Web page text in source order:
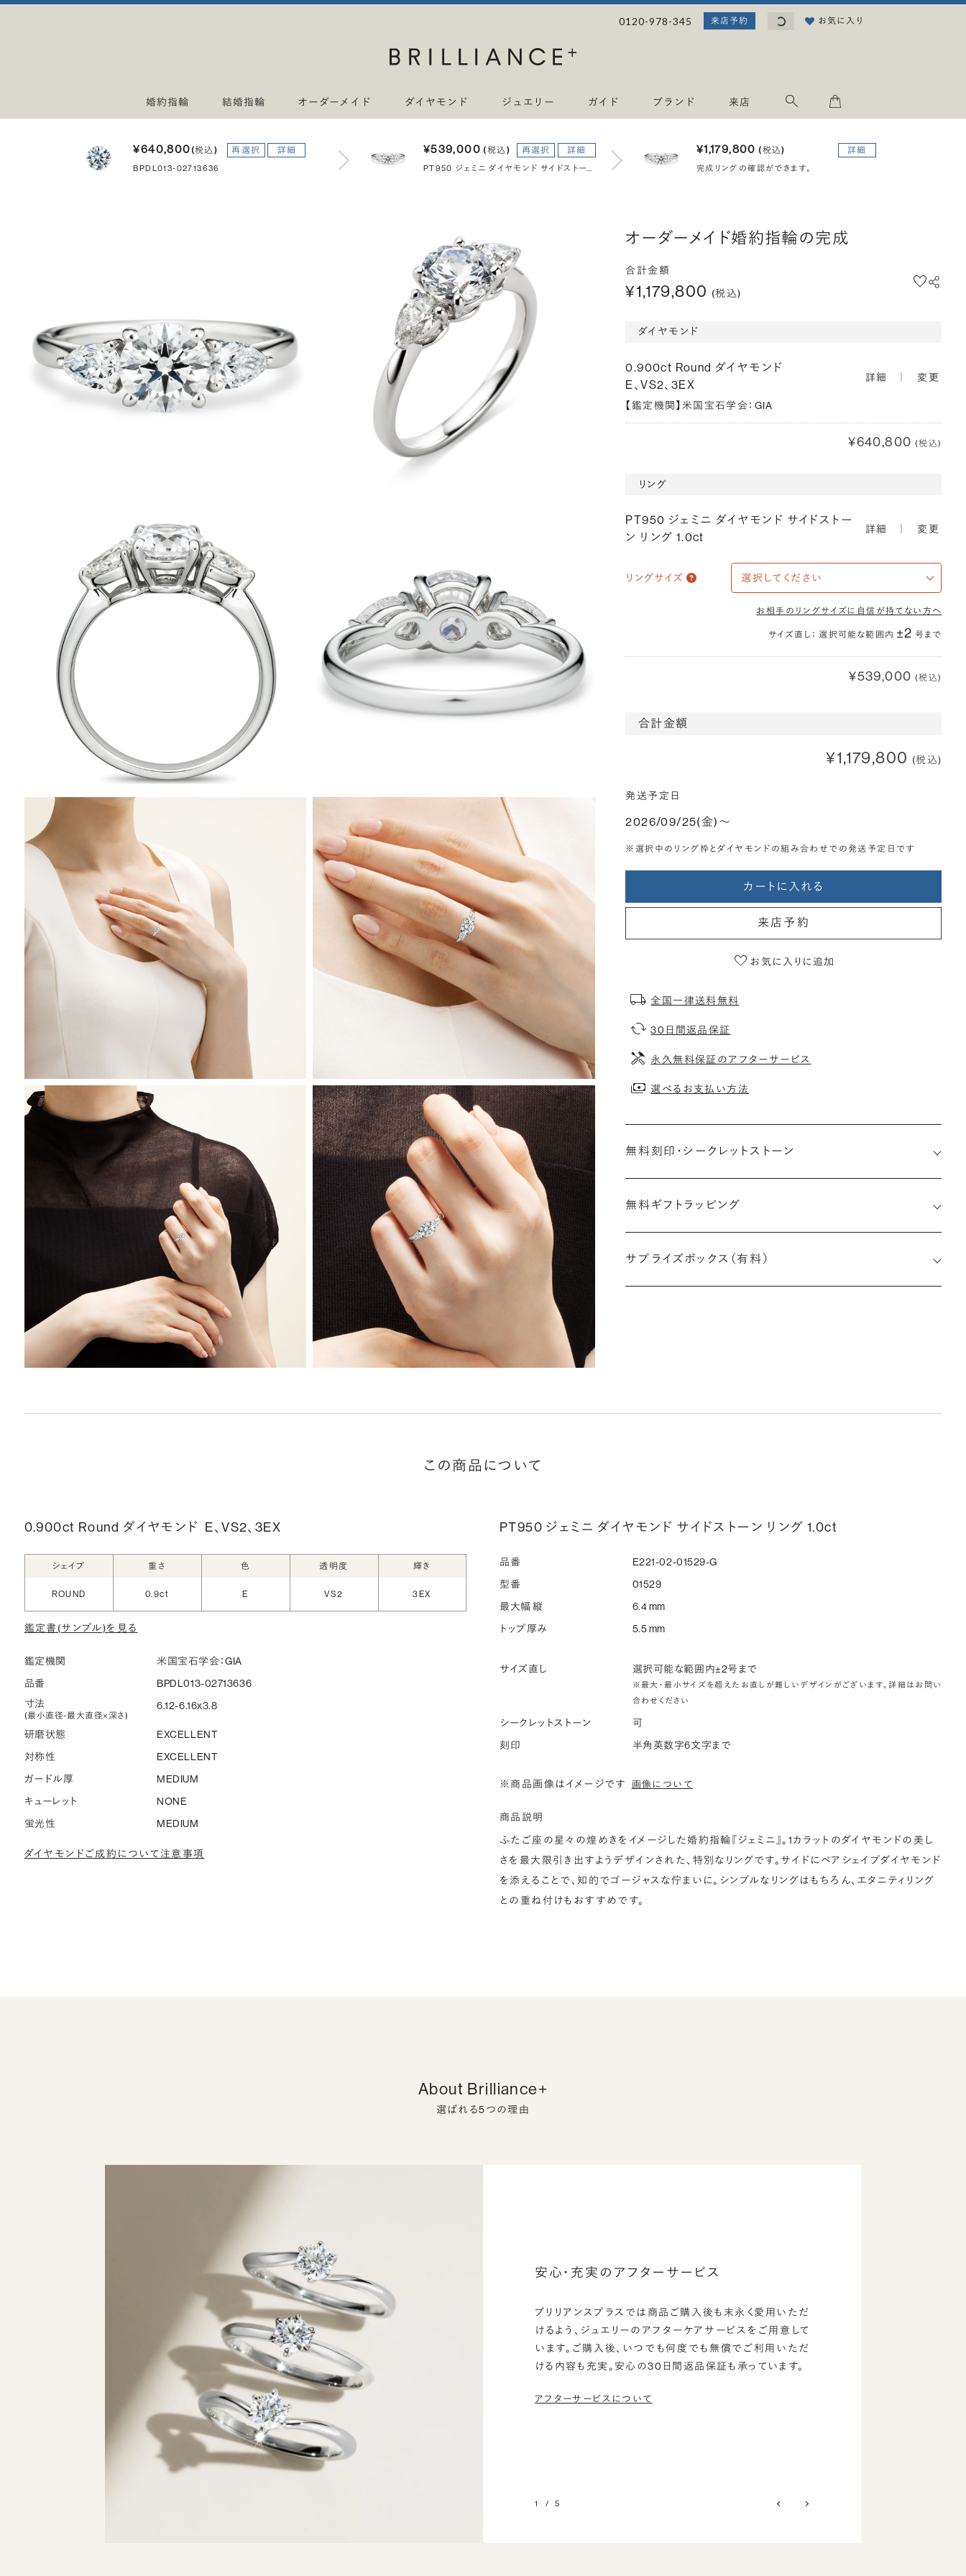
0120-978-345 来店予約 読み込み中...お気に入り
婚約指輪 結婚指輪 オーダーメイド ダイヤモンド ジュエリー ガイド ブランド 来店
¥640,800(税込) 再選択 詳細
BPDL013-02713636
¥539,000(税込) 再選択 詳細
PT950 ジェミニ ダイヤモンド サイドストーン リング 1.0ct
¥1,179,800(税込) 詳細
完成リングの確認ができます。
オーダーメイド婚約指輪の完成
合計金額
¥1,179,800 (税込)
ダイヤモンド
0.900ct Round ダイヤモンド
E、VS2、3EX
【鑑定機関】米国宝石学会：GIA
詳細 変更
¥640,800 (税込)
リング
PT950 ジェミニ ダイヤモンド サイドストー
ン リング 1.0ct
詳細 変更
リングサイズ
お相手のリングサイズに自信が持てない方へ
サイズ直し： 選択可能な範囲内 ±2 号まで
¥539,000 (税込)
合計金額
¥1,179,800 (税込)
発送予定日
2026/09/25(金)〜
※選択中のリング枠とダイヤモンドの組み合わせでの発送予定日です
カートに入れる
来店予約
お気に入りに追加
全国一律送料無料
30日間返品保証
永久無料保証のアフターサービス
選べるお支払い方法
無料刻印・ シークレットストーン
刻印メッセージ：アルファベット6文字まで刻印可能
ことができます。注文前だけでなく購入後の刻印も、リングに初めて
シークレットストーン：指輪の内側に留める宝石のこと
無料ギフトラッピング
サプライズボックス（有料）
この商品について
0.900ct Round ダイヤモンド E、VS2、3EX
シェイプ 重さ 色 透明度 輝き
ROUND 0.9ct E VS2 3EX
鑑定書(サンプル)を見る
鑑定機関
米国宝石学会：GIA
品番
BPDL013-02713636
寸法
(最小直径-最大直径×深さ)
6.12-6.16x3.8
研磨状態
EXCELLENT
対称性
EXCELLENT
ガードル厚
MEDIUM
キューレット
NONE
蛍光性
MEDIUM
ダイヤモンドご成約について注意事項
PT950 ジェミニ ダイヤモンド サイドストーン リング 1.0ct
品番
E221-02-01529-G
型番
01529
最大幅 縦
6.4 mm
トップ厚み
5.5 mm
サイズ直し 選択可能な範囲内±2号まで
※最大・最小サイズを超えたお直しが難しいデザインがございます。詳細はお問い
合わせください
シークレットストーン
可
刻印
半角英数字6文字まで
※商品画像はイメージです 画像について
商品説明
ふたご座の星々の煌めきをイメージした婚約指輪『ジェミニ』。1カラットのダイヤモンドの美し
さを最大限引き出すようデザインされた、特別なリングです。サイドにペアシェイプダイヤモンド
を添えることで、知的でゴージャスな佇まいに。シンプルなリングはもちろん、エタニティリング
との重ね付けもおすすめです。
About Brilliance+
選ばれる5つの理由
安心・充実のアフターサービス
ブリリアンスプラスでは商品ご購入後も末永く愛用いただ
けるよう、ジュエリーのアフターケアサービスをご用意して
います。ご購入後、いつでも何度でも無償でご利用いただ
ける内容も充実。安心の30日間返品保証も承っています。
アフターサービスについて
1 / 5